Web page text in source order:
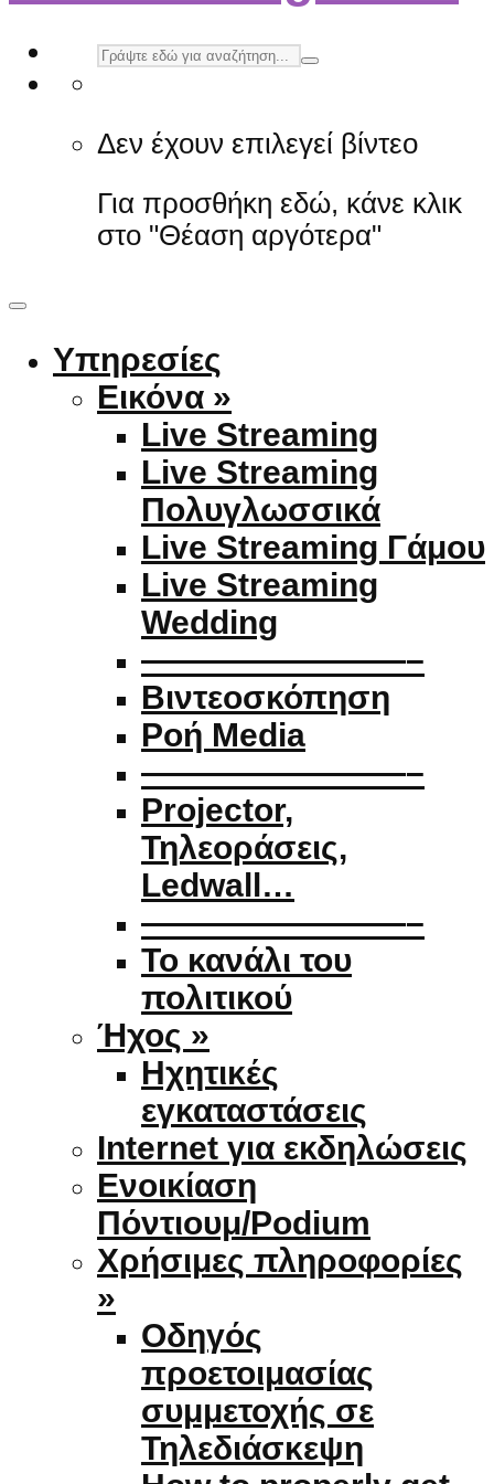
Δεν έχουν επιλεγεί βίντεο
Για προσθήκη εδώ, κάνε κλικ
στο "Θέαση αργότερα"
Υπηρεσίες
Εικόνα »
Live Streaming
Live Streaming
Πολυγλωσσικά
Live Streaming Γάμου
Live Streaming
Wedding
————————–
Βιντεοσκόπηση
Ροή Media
————————–
Projector,
Τηλεοράσεις,
Ledwall…
————————–
Το κανάλι του
πολιτικού
Ήχος »
Ηχητικές
εγκαταστάσεις
Internet για εκδηλώσεις
Ενοικίαση
Πόντιουμ/Podium
Χρήσιμες πληροφορίες
»
Οδηγός
προετοιμασίας
συμμετοχής σε
Τηλεδιάσκεψη